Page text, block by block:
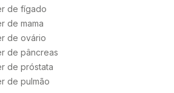
de fígado
de mama
de ovário
de pâncreas
de próstata
de pulmão